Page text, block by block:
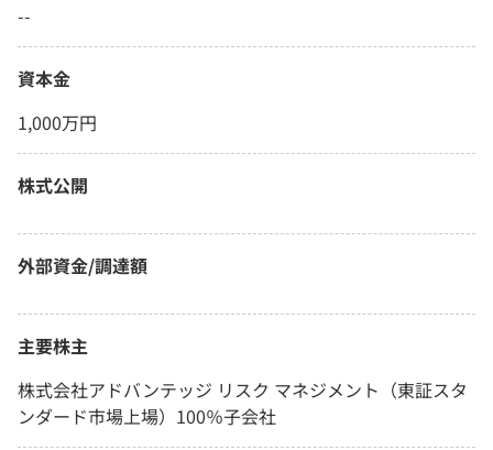
--
資本金
1,000万円
株式公開
外部資金/調達額
主要株主
株式会社アドバンテッジ リスク マネジメント（東証スタ
ンダード市場上場）100％子会社